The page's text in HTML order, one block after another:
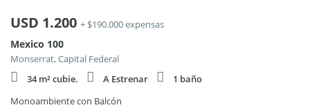
USD 1.200 + $190.000 expensas
Mexico 100
Monserrat, Capital Federal
34 m² cubie.
A Estrenar
1 baño
Monoambiente con Balcón